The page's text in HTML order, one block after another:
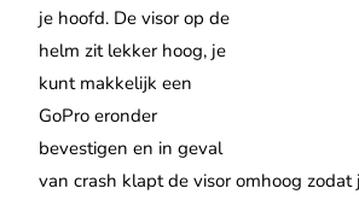
je hoofd. De visor op de
helm zit lekker hoog, je
kunt makkelijk een
GoPro eronder
bevestigen en in geval
van crash klapt de visor omhoog zodat